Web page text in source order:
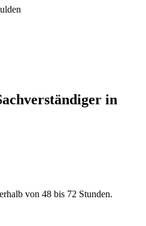
in
von 48 bis 72 Stunden.